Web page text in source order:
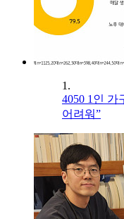
1.
4050 1인 가
어려워”